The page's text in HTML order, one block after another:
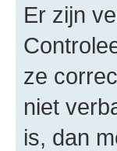
Er zijn
ze
niet
is, dan